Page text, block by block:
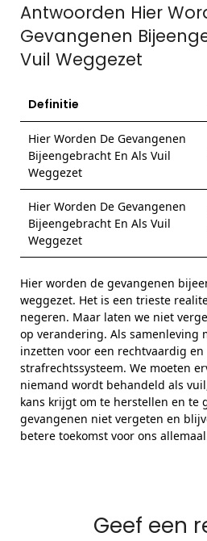
Antwoorden Hier
Gevangenen
Vuil Weggezet
Definitie
Hier Worden De Gevangenen
Bijeengebracht En Als Vuil
Weggezet
Hier Worden De Gevangenen
Bijeengebracht En Als Vuil
Weggezet
Hier worden de gevangenen
weggezet. Het is een trieste
negeren. Maar laten we niet
op verandering. Als samenleving
inzetten voor een rechtvaardig en
strafrechtssysteem. We moeten
niemand wordt behandeld als
kans krijgt om te herstellen en te
gevangenen niet vergeten en
betere toekomst voor ons
Geef een